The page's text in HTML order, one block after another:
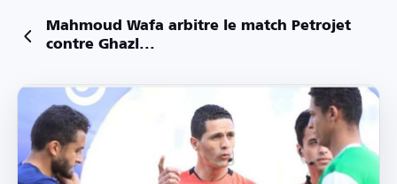
Mahmoud Wafa arbitre le match Petrojet
contre Ghazl...